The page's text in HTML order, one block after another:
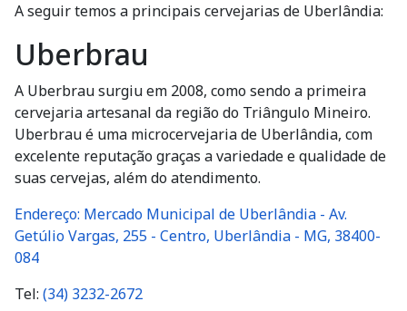
A seguir temos a principais cervejarias de Uberlândia:
Uberbrau
A Uberbrau surgiu em 2008, como sendo a primeira
cervejaria artesanal da região do Triângulo Mineiro.
Uberbrau é uma microcervejaria de Uberlândia, com
excelente reputação graças a variedade e qualidade de
suas cervejas, além do atendimento.
Endereço: Mercado Municipal de Uberlândia - Av.
Getúlio Vargas, 255 - Centro, Uberlândia - MG, 38400-
084
Tel: (34) 3232-2672